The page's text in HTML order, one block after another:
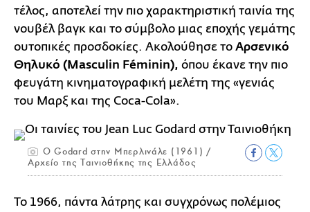
τέλος, αποτελεί την πιο χαρακτηριστική ταινία της
νουβέλ βαγκ και το σύμβολο μιας εποχής γεμάτης
ουτοπικές προσδοκίες. Ακολούθησε το Αρσενικό
Θηλυκό (Masculin Féminin), όπου έκανε την πιο
φευγάτη κινηματογραφική μελέτη της «γενιάς
του Μαρξ και της Coca-Cola».
Ο Godard στην Μπερλινάλε (1961) /
Αρχείο της Ταινιοθήκης της Ελλάδος
Το 1966, πάντα λάτρης και συγχρόνως πολέμιος